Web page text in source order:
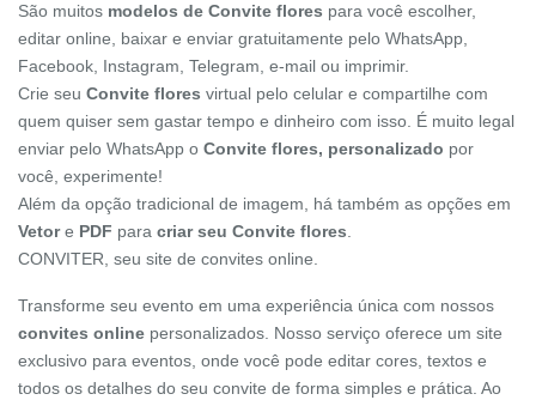
São muitos modelos de Convite flores para você escolher,
editar online, baixar e enviar gratuitamente pelo WhatsApp,
Facebook, Instagram, Telegram, e-mail ou imprimir.
Crie seu Convite flores virtual pelo celular e compartilhe com
quem quiser sem gastar tempo e dinheiro com isso. É muito legal
enviar pelo WhatsApp o Convite flores, personalizado por
você, experimente!
Além da opção tradicional de imagem, há também as opções em
Vetore PDF para criar seu Convite flores
CONVITER, seu site de convites online.
Transforme seu evento em uma experiência única com nossos
convites online personalizados. Nosso serviço oferece um site
exclusivo para eventos, onde você pode editar cores, textos e
todos os detalhes do seu convite de forma simples e prática. Ao